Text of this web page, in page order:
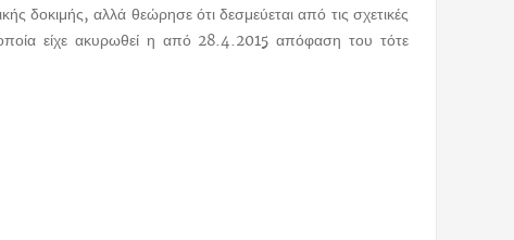
δοκιμής, αλλά θεώρησε ότι δεσμεύεται από τις σχετικές
είχε ακυρωθεί η από 28.4.2015 απόφαση του τότε